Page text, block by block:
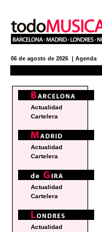
06 de agosto de 2026 | Agenda
Actualidad
Cartelera
Actualidad
Cartelera
Actualidad
Cartelera
Actualidad